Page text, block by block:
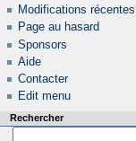
Modifications récentes
Page au hasard
Sponsors
Aide
Contacter
Edit menu
Rechercher